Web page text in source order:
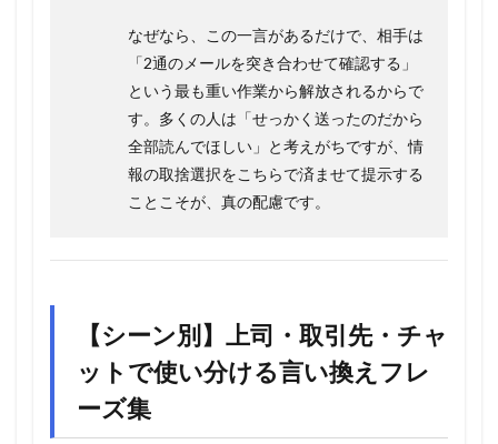
なぜなら、この一言があるだけで、相手は
「2通のメールを突き合わせて確認する」
という最も重い作業から解放されるからで
す。多くの人は「せっかく送ったのだから
全部読んでほしい」と考えがちですが、情
報の取捨選択をこちらで済ませて提示する
ことこそが、真の配慮です。
【シーン別】上司・取引先・チャ
ットで使い分ける言い換えフレ
ーズ集